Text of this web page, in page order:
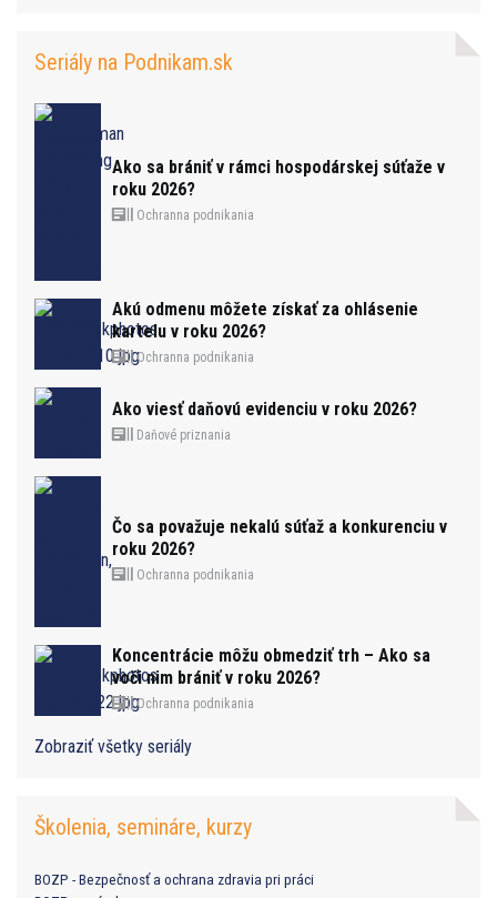
Seriály na Podnikam.sk
Ako sa brániť v rámci hospodárskej súťaže v
roku 2026?
Ochranna podnikania
Akú odmenu môžete získať za ohlásenie
kartelu v roku 2026?
Ochranna podnikania
Ako viesť daňovú evidenciu v roku 2026?
Daňové priznania
Čo sa považuje nekalú súťaž a konkurenciu v
roku 2026?
Ochranna podnikania
Koncentrácie môžu obmedziť trh – Ako sa
voči nim brániť v roku 2026?
Ochranna podnikania
Zobraziť všetky seriály
Školenia, semináre, kurzy
BOZP - Bezpečnosť a ochrana zdravia pri práci